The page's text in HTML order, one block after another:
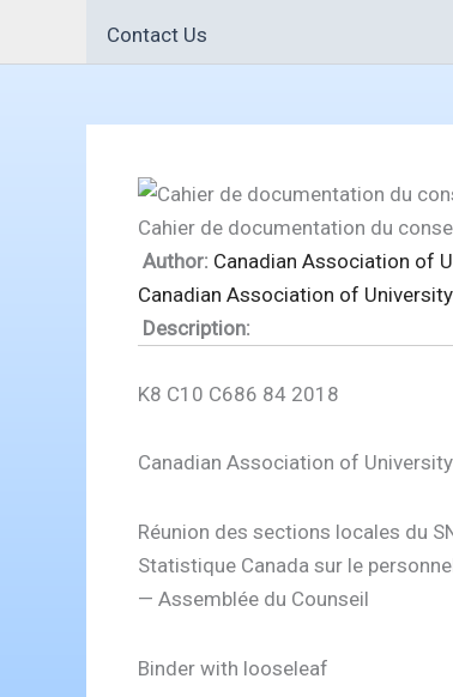
Contact Us
Cahier de documentation du
Author: Canadian Association of
Canadian Association of
Description:
K8 C10 C686 84 2018
Canadian Association of
Réunion des sections locales du
Statistique Canada sur le
— Assemblée du Counseil
Binder with looseleaf